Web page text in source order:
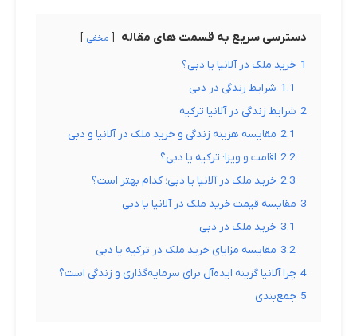
دسترسی سریع به قسمت های مقاله مخفی
1 خرید ملک در آلانیا یا دبی؟
1.1 شرایط زندگی در دبی
2 شرایط زندگی در آلانیا ترکیه
2.1 مقایسه هزینه زندگی و خرید ملک در آلانیا و دبی
2.2 اقامت و ویزا: ترکیه یا دبی؟
2.3 خرید ملک در آلانیا یا دبی؛ کدام بهتر است؟
3 مقایسه قیمت خرید ملک در آلانیا یا دبی
3.1 خرید ملک در دبی
3.2 مقایسه مزایای خرید ملک در ترکیه یا دبی
4 چرا آلانیا گزینه ایده‌آل برای سرمایه‌گذاری و زندگی است؟
5 جمع‌بندی